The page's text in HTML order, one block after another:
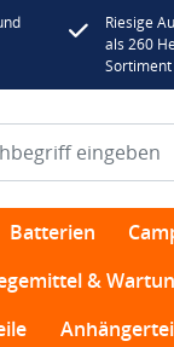
Riesige
als 260
Sortiment
Batterien
&